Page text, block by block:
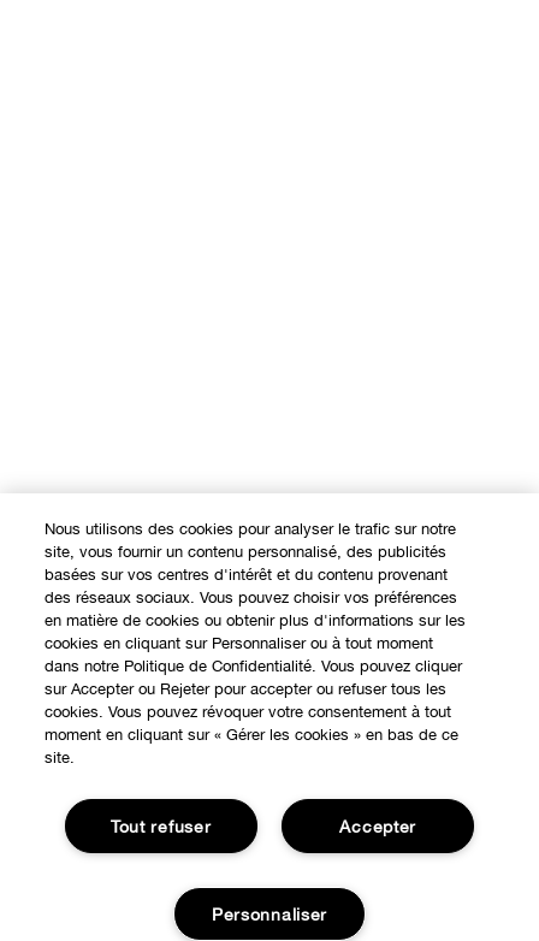
EXPÉRIENCE EN LIGNE
Offres Spéciales
Programme de Fidélité
Points de Vente
Consultation en ligne
Notre Philosophie
BESOIN D'AIDE?
Suivre ma commande
Nous utilisons des cookies pour analyser le trafic sur notre
site, vous fournir un contenu personnalisé, des publicités
basées sur vos centres d'intérêt et du contenu provenant
des réseaux sociaux. Vous pouvez choisir vos préférences
en matière de cookies ou obtenir plus d'informations sur les
cookies en cliquant sur Personnaliser ou à tout moment
dans notre Politique de Confidentialité. Vous pouvez cliquer
sur Accepter ou Rejeter pour accepter ou refuser tous les
cookies. Vous pouvez révoquer votre consentement à tout
moment en cliquant sur « Gérer les cookies » en bas de ce
site.
Accepter
Tout refuser
Personnaliser